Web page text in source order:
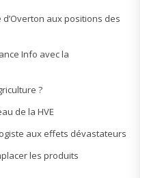
aux positions des
Info avec la
?
de la HVE
aux effets dévastateurs
les produits